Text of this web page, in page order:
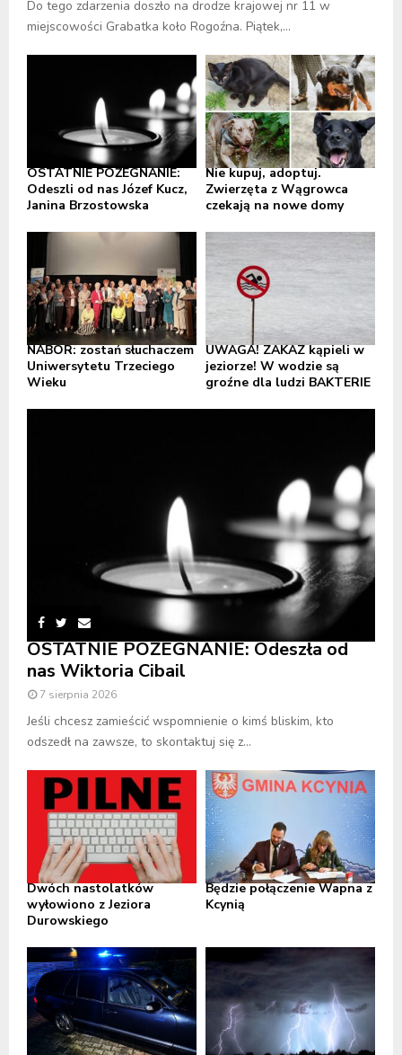
Do tego zdarzenia doszło na drodze krajowej nr 11 w
miejscowości Grabatka koło Rogoźna. Piątek,...
OSTATNIE POŻEGNANIE:
Odeszli od nas Józef Kucz,
Janina Brzostowska
Nie kupuj, adoptuj.
Zwierzęta z Wągrowca
czekają na nowe domy
NABÓR: zostań słuchaczem
Uniwersytetu Trzeciego
Wieku
UWAGA! ZAKAZ kąpieli w
jeziorze! W wodzie są
groźne dla ludzi BAKTERIE
OSTATNIE POŻEGNANIE: Odeszła od
nas Wiktoria Cibail
7 sierpnia 2026
Jeśli chcesz zamieścić wspomnienie o kimś bliskim, kto
odszedł na zawsze, to skontaktuj się z...
Dwóch nastolatków
wyłowiono z Jeziora
Durowskiego
Będzie połączenie Wapna z
Kcynią